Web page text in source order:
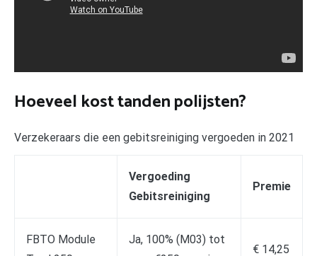
Hoeveel kost tanden polijsten?
Verzekeraars die een gebitsreiniging vergoeden in 2021
Vergoeding
Gebitsreiniging
Premie
FBTO Module
Ja, 100% (M03) tot
€ 14,25